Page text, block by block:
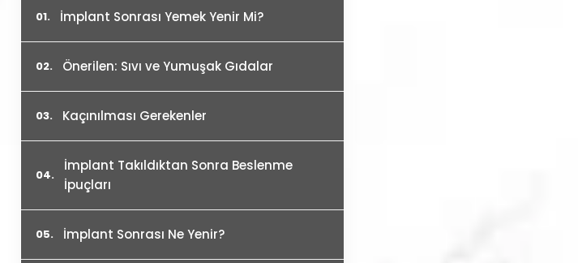
İmplant Sonrası Yemek Yenir Mi?
Önerilen: Sıvı ve Yumuşak Gıdalar
Kaçınılması Gerekenler
İmplant Takıldıktan Sonra Beslenme
İpuçları
İmplant Sonrası Ne Yenir?